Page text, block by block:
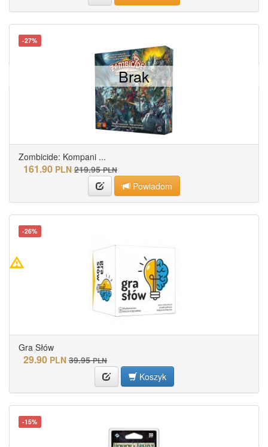
-27%
Zombicide: Kompani ...
161.90 PLN 219.95 PLN
Powiadom
Brak
-26%
Gra Słów
29.90 PLN 39.95 PLN
Koszyk
-15%